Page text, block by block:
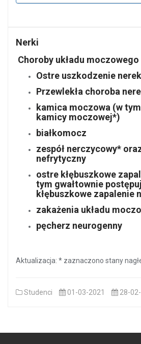
Nerki
Choroby układu moczowego
Ostre uszkodzenie
Przewlekła choroba
kamica moczowa (w
kamicy moczowej*)
białkomocz
zespół nerczycowy*
nefrytyczny
ostre kłębuszkowe
tym gwałtownie
kłębuszkowe zapalenie
zakażenia układu
pęcherz neurogenny
Aktualizacja: * zaznaczono stany
Studenci 01-03-2021 28-